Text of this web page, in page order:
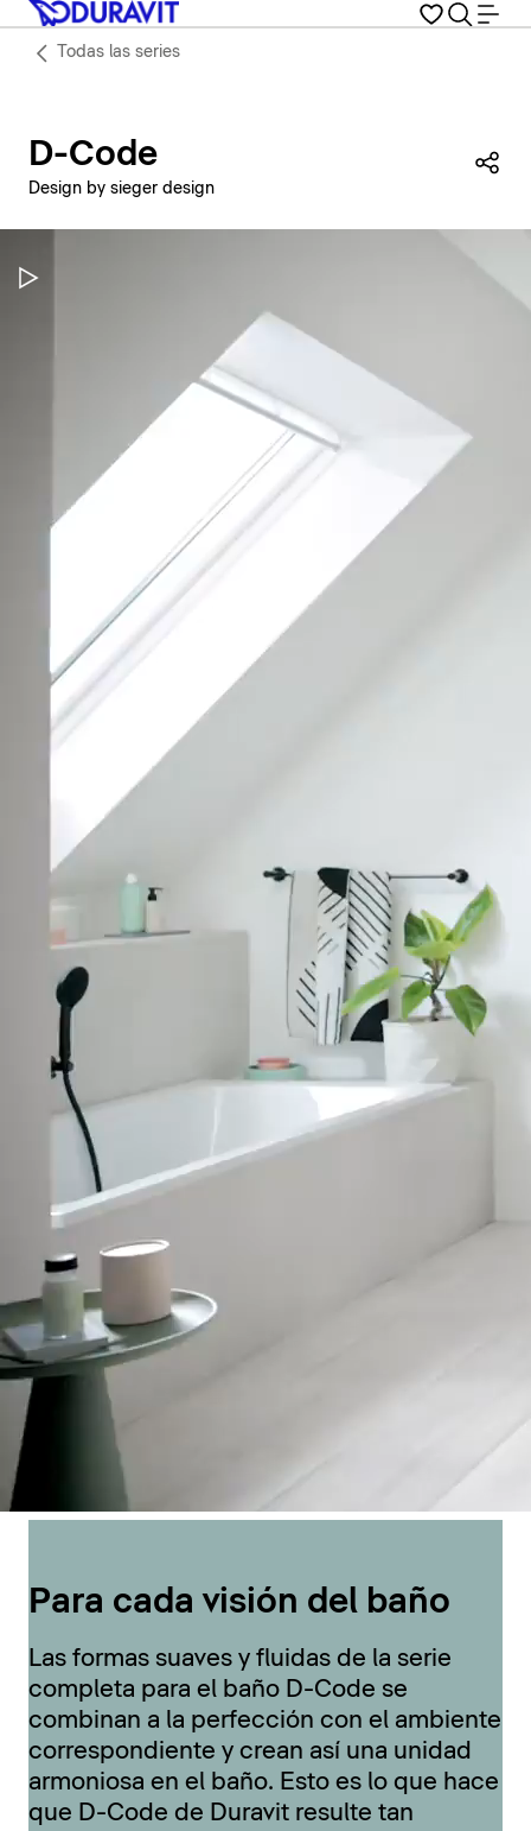
Todas las series
D-Code
Design by sieger design
Pausar vídeo
Para cada visión del baño
Las formas suaves y fluidas de la serie
completa para el baño D-Code se
combinan a la perfección con el ambiente
correspondiente y crean así una unidad
armoniosa en el baño. Esto es lo que hace
que D-Code de Duravit resulte tan